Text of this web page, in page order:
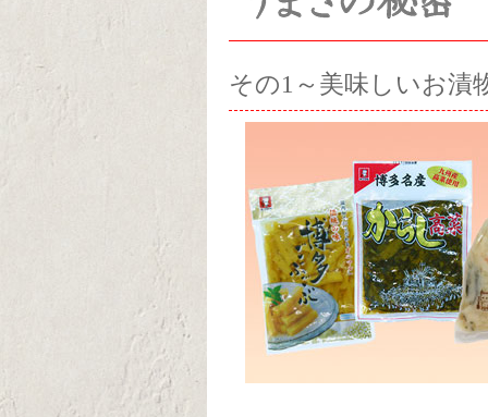
その1～美味しいお漬